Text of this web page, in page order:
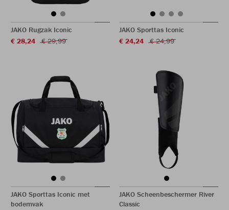
JAKO Rugzak Iconic
€ 28,24
€ 29,99
JAKO Sporttas Iconic
€ 24,24
€ 24,99
JAKO Sporttas Iconic met
bodemvak
JAKO Scheenbeschermer River
Classic